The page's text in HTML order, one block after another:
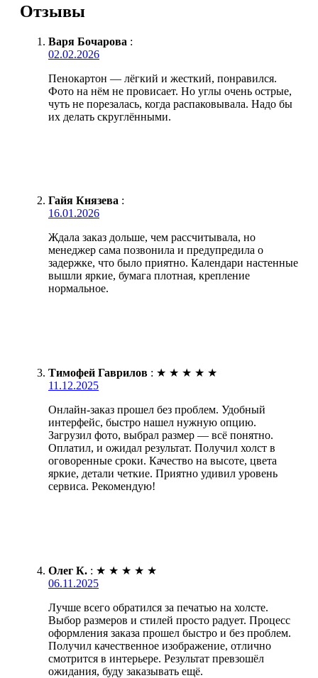
Отзывы
Варя Бочарова :
02.02.2026
Пенокартон — лёгкий и жесткий, понравился.
Фото на нём не провисает. Но углы очень острые,
чуть не порезалась, когда распаковывала. Надо бы
их делать скруглёнными.
Гайя Князева :
16.01.2026
Ждала заказ дольше, чем рассчитывала, но
менеджер сама позвонила и предупредила о
задержке, что было приятно. Календари настенные
вышли яркие, бумага плотная, крепление
нормальное.
Тимофей Гаврилов : ★ ★ ★ ★ ★
11.12.2025
Онлайн-заказ прошел без проблем. Удобный
интерфейс, быстро нашел нужную опцию.
Загрузил фото, выбрал размер — всё понятно.
Оплатил, и ожидал результат. Получил холст в
оговоренные сроки. Качество на высоте, цвета
яркие, детали четкие. Приятно удивил уровень
сервиса. Рекомендую!
Олег К. : ★ ★ ★ ★ ★
06.11.2025
Лучше всего обратился за печатью на холсте.
Выбор размеров и стилей просто радует. Процесс
оформления заказа прошел быстро и без проблем.
Получил качественное изображение, отлично
смотрится в интерьере. Результат превзошёл
ожидания, буду заказывать ещё.